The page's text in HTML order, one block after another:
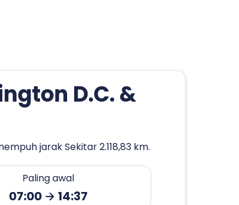
D.C. &
jarak Sekitar 2.118,83 km.
Paling awal
07:00 → 14:37